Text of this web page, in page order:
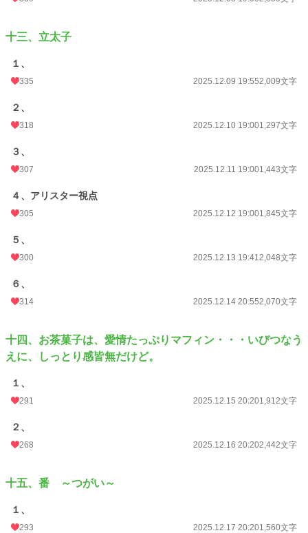
十三、立太子
１、
335 2025.12.09 19:552,009文字
２、
318 2025.12.10 19:001,297文字
３、
307 2025.12.11 19:001,443文字
４、アリスター視点
305 2025.12.12 19:001,845文字
５、
300 2025.12.13 19:412,048文字
６、
314 2025.12.14 20:552,070文字
十四、お茶菓子は、愛情たっぷりマフィン・・・いびつなう
えに、しっとり感皆無だけど。
１、
291 2025.12.15 20:201,912文字
２、
268 2025.12.16 20:202,442文字
十五、番 ～つがい～
１、
293 2025.12.17 20:201,560文字